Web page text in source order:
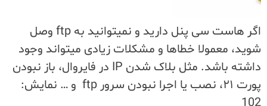
اگر هاست سی پنل دارید و نمیتوانید به ftp وصل
شوید، معمولا خطاها و مشکلات زیادی میتواند وجود
داشته باشد. مثل بلاک شدن IP در فایروال، باز نبودن
پورت ۲۱، نصب یا اجرا نبودن سرور ftp و … نمایش: